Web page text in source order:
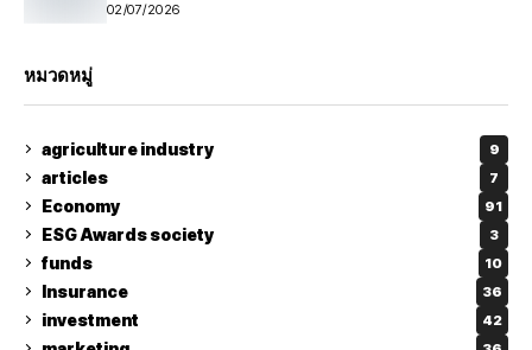
02/07/2026
หมวดหมู่
agriculture industry 9
articles 7
Economy 91
ESG Awards society 3
funds 10
Insurance 36
investment 42